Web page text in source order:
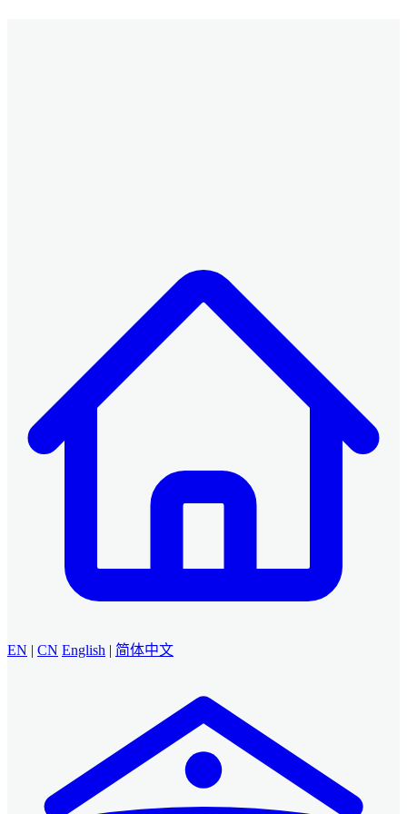
EN | CN English | 简体中文